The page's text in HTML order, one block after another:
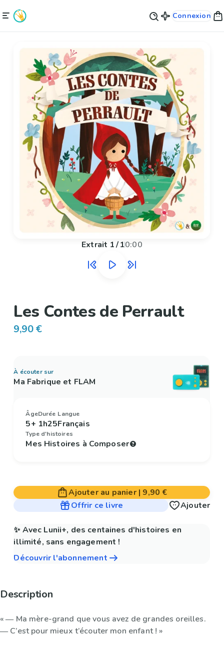
Connexion
Extrait 1/10:00
Les Contes de Perrault
9,90 €
À écouter sur
Ma Fabrique et FLAM
Âge
5+
Durée
1h25
Langue
Français
Type d'histoires
Mes Histoires à Composer
Ajouter au panier| 9,90 €
Offrir ce livre
Ajouter
✨ Avec Lunii+, des centaines d'histoires en
illimité, sans engagement !
Découvrir l'abonnement
Description
« ― Ma mère-grand que vous avez de grandes oreilles.
― C’est pour mieux t’écouter mon enfant ! »